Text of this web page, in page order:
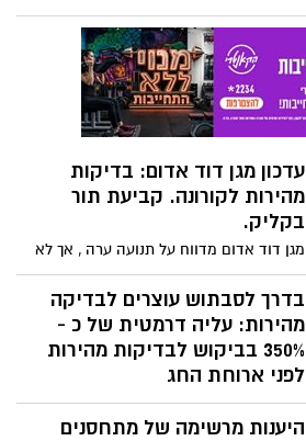
הצום. האם כל אחד יכול לצום? כיצד חולים
כרוניים צריכים להיערך לקראת הצום ולמי לא
מומלץ לבצע צום.
עדכון מגן דוד אדום: בדיקות
מהירות לקורונה. קביעת תור
בקליק.
מגן דוד אדום מדווח על תנועה ערה , אך לא
עומסים חריגים במתחמי הבדיקות המהירות
במהלך היום. כך תקבעו בדיקה מהירה
בתשלום ותוכלו לקבל תוצאות תוך 15 דקות.
בדרך לסבתוש עוצרים לבדיקה
מהירות: עליה דרמטית של כ -
350% בביקוש לבדיקות מהירות
לפני ארוחת החג
האם הבדיקות המהירות יאפשרו לישראלים
לחגוג את ראש השנה בבטחה? מסתבר כי
היענות מרשימה של מתחסנים